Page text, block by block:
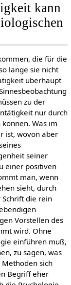
kann
die für die
lange sie nicht
überhaupt
zu der
nur durch
Was im
ist, wovon aber
seiner
einer positiven
man, wenn
sieht, durch
Schrift die rein
Vorstellen des
wird. Ohne
einführen muß,
zu sagen, was
sich
Begriff eher